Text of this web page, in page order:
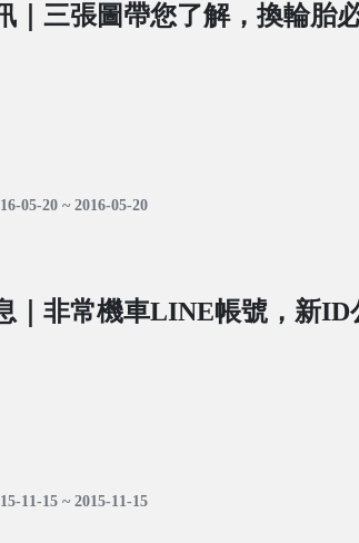
｜三張圖帶您了解，換輪胎
05-20 ~ 2016-05-20
｜非常機車LINE帳號，新ID
11-15 ~ 2015-11-15